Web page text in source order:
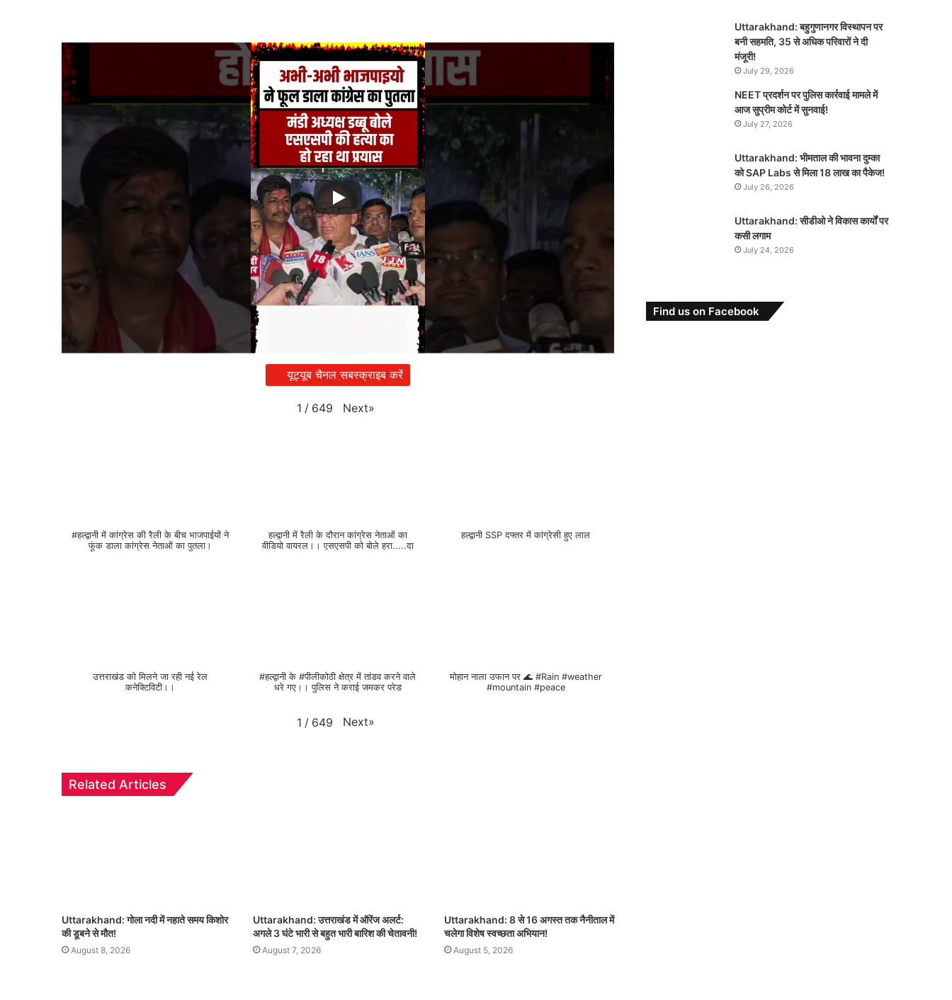
यूट्यूब चैनल सबस्क्राइब करें
1 / 649 Next»
#हल्द्वानी में कांग्रेस की रैली के बीच भाजपाईयों ने
फूंक डाला कांग्रेस नेताओं का पुतला।
हल्द्वानी में रैली के दौरान कांग्रेस नेताओं का
वीडियो वायरल।। एसएसपी को बोले हरा.....दा
हल्द्वानी SSP दफ्तर में कांग्रेसी हुए लाल
उत्तराखंड को मिलने जा रही नई रेल
कनेक्टिविटी।।
#हल्द्वानी के #पीलीकोठी क्षेत्र में तांडव करने वाले
धरे गए।। पुलिस ने कराई जमकर परेड
मोहान नाला उफान पर 🌊 #Rain #weather
#mountain #peace
1 / 649 Next»
Related Articles
Uttarakhand: गोला नदी में नहाते समय किशोर
की डूबने से मौत!
August 8, 2026
Uttarakhand: उत्तराखंड में ऑरेंज अलर्ट:
अगले 3 घंटे भारी से बहुत भारी बारिश की चेतावनी!
August 7, 2026
Uttarakhand: 8 से 16 अगस्त तक नैनीताल में
चलेगा विशेष स्वच्छता अभियान!
August 5, 2026
Uttarakhand: बहुगुणानगर विस्थापन पर
बनी सहमति, 35 से अधिक परिवारों ने दी
मंजूरी!
July 29, 2026
NEET प्रदर्शन पर पुलिस कार्रवाई मामले में
आज सुप्रीम कोर्ट में सुनवाई!
July 27, 2026
Uttarakhand: भीमताल की भावना दुम्का
को SAP Labs से मिला 18 लाख का पैकेज!
July 26, 2026
Uttarakhand: सीडीओ ने विकास कार्यों पर
कसी लगाम
July 24, 2026
Find us on Facebook